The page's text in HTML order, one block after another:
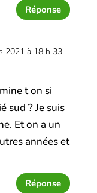
Réponse
2021 à 18 h 33
t on si
sud ? Je suis
Et on a un
années et
Réponse